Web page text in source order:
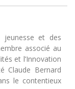
jeunesse et des
associé au
et l’Innovation
Claude Bernard
le contentieux